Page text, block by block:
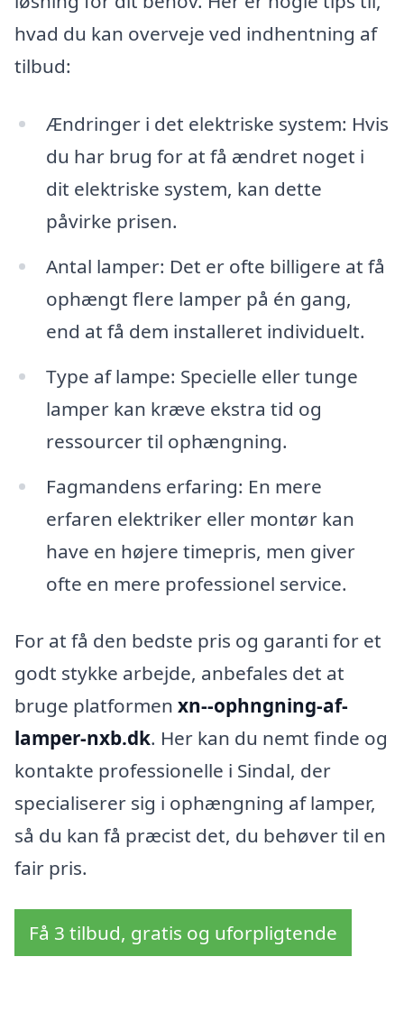
hvad du kan overveje ved indhentning af
tilbud:
Ændringer i det elektriske system: Hvis
du har brug for at få ændret noget i
dit elektriske system, kan dette
påvirke prisen.
Antal lamper: Det er ofte billigere at få
ophængt flere lamper på én gang,
end at få dem installeret individuelt.
Type af lampe: Specielle eller tunge
lamper kan kræve ekstra tid og
ressourcer til ophængning.
Fagmandens erfaring: En mere
erfaren elektriker eller montør kan
have en højere timepris, men giver
ofte en mere professionel service.
For at få den bedste pris og garanti for et
godt stykke arbejde, anbefales det at
bruge platformen xn--ophngning-af-
lamper-nxb.dk. Her kan du nemt finde og
kontakte professionelle i Sindal, der
specialiserer sig i ophængning af lamper,
så du kan få præcist det, du behøver til en
fair pris.
Få 3 tilbud, gratis og uforpligtende